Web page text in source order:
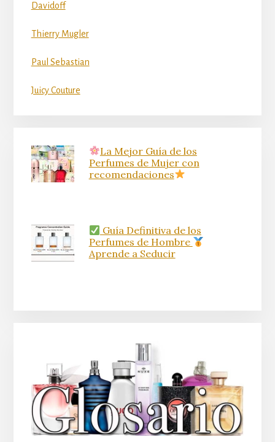
Davidoff
Thierry Mugler
Paul Sebastian
Juicy Couture
La Mejor Guía de los
Perfumes de Mujer con
recomendaciones
Guía Definitiva de los
Perfumes de Hombre
Aprende a Seducir